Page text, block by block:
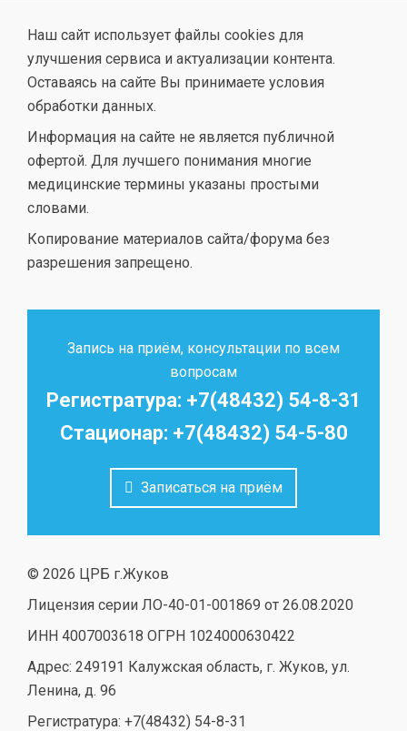
Наш сайт использует файлы cookies для
улучшения сервиса и актуализации контента.
Оставаясь на сайте Вы принимаете условия
обработки данных.
Информация на сайте не является публичной
офертой. Для лучшего понимания многие
медицинские термины указаны простыми
словами.
Копирование материалов сайта/форума без
разрешения запрещено.
Запись на приём, консультации по всем
вопросам
Регистратура: +7(48432) 54-8-31
Стационар: +7(48432) 54-5-80
Записаться на приём
© 2026 ЦРБ г.Жуков
Лицензия серии ЛО-40-01-001869 от 26.08.2020
ИНН 4007003618 ОГРН 1024000630422
Адрес: 249191 Калужская область, г. Жуков, ул.
Ленина, д. 96
Регистратура: +7(48432) 54-8-31